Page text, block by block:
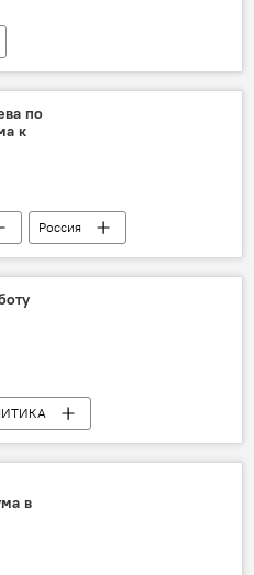
по
к
Россия
ЭКОНОМИКА
в